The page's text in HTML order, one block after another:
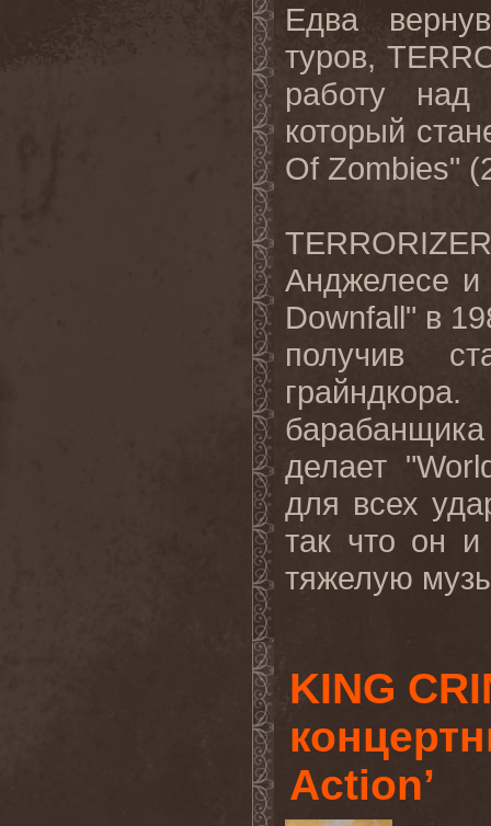
Едва
туров,
работу над
который
Of Zombies"
Анджелесе и
Downfall" в
получив
делает
для всех
так что он
тяжелую
KING
Action’